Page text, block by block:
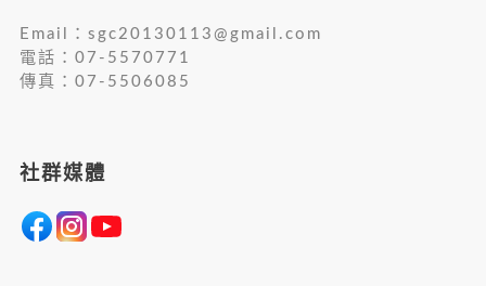
Email：sgc20130113@gmail.com
電話：07-5570771
傳真：07-5506085
社群媒體